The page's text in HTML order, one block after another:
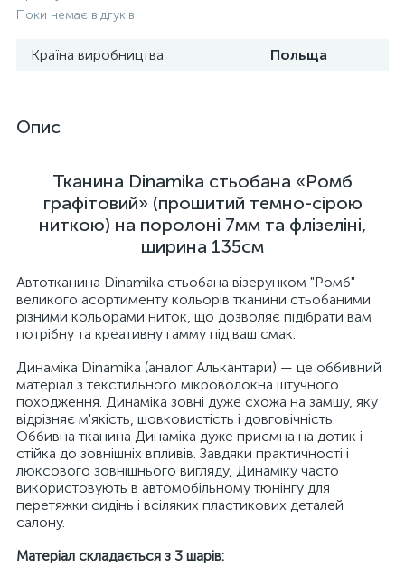
Поки немає відгуків
Країна виробництва Польща
Опис
Тканина Dinamika стьобана «Ромб
графітовий» (прошитий темно-сірою
ниткою) на поролоні 7мм та флізеліні,
ширина 135см
Автотканина Dinamika стьобана візерунком "Ромб"-
великого асортименту кольорів тканини стьобаними
різними кольорами ниток, що дозволяє підібрати вам
потрібну та креативну гамму під ваш смак.
Динаміка Dinamika (аналог Алькантари) — це оббивний
матеріал з текстильного мікроволокна штучного
походження. Динаміка зовні дуже схожа на замшу, яку
відрізняє м'якість, шовковистість і довговічність.
Оббивна тканина Динаміка дуже приємна на дотик і
стійка до зовнішніх впливів. Завдяки практичності і
люксового зовнішнього вигляду, Динаміку часто
використовують в автомобільному тюнінгу для
перетяжки сидінь і всіляких пластикових деталей
салону.
Матеріал складається з 3 шарів: